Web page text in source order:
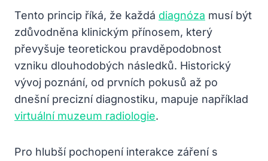
Tento princip říká, že každá diagnóza musí být
zdůvodněna klinickým přínosem, který
převyšuje teoretickou pravděpodobnost
vzniku dlouhodobých následků. Historický
vývoj poznání, od prvních pokusů až po
dnešní precizní diagnostiku, mapuje například
virtuální muzeum radiologie.
Pro hlubší pochopení interakce záření s